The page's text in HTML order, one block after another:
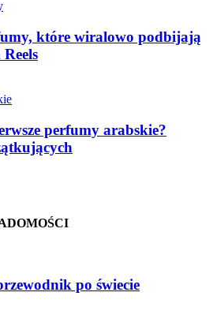
które wiralowo podbijają
perfumy arabskie?
po świecie